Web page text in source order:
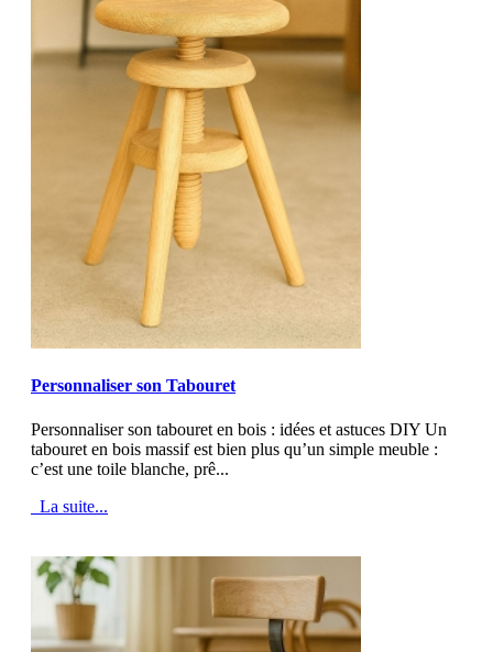
Personnaliser son Tabouret
Personnaliser son tabouret en bois : idées et astuces DIY Un
tabouret en bois massif est bien plus qu’un simple meuble :
c’est une toile blanche, prê...
La suite...